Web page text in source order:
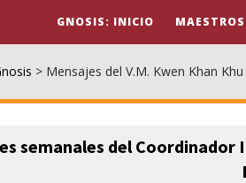
GNOSIS: INICIO MAESTROS
> Mensajes del V.M. Kwen Khan Khu
semanales del Coordinador